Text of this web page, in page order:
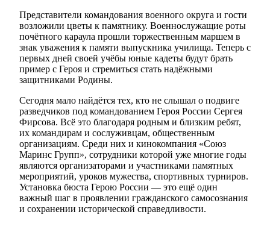
Представители командования военного округа и гости
возложили цветы к памятнику. Военнослужащие роты
почётного караула прошли торжественным маршем в
знак уважения к памяти выпускника училища. Теперь с
первых дней своей учёбы юные кадеты будут брать
пример с Героя и стремиться стать надёжными
защитниками Родины.
Сегодня мало найдётся тех, кто не слышал о подвиге
разведчиков под командованием Героя России Сергея
Фирсова. Всё это благодаря родным и близким ребят,
их командирам и сослуживцам, общественным
организациям. Среди них и кинокомпания «Союз
Маринс Групп», сотрудники которой уже многие годы
являются организаторами и участниками памятных
мероприятий, уроков мужества, спортивных турниров.
Установка бюста Герою России — это ещё один
важный шаг в проявлении гражданского самосознания
и сохранении исторической справедливости.